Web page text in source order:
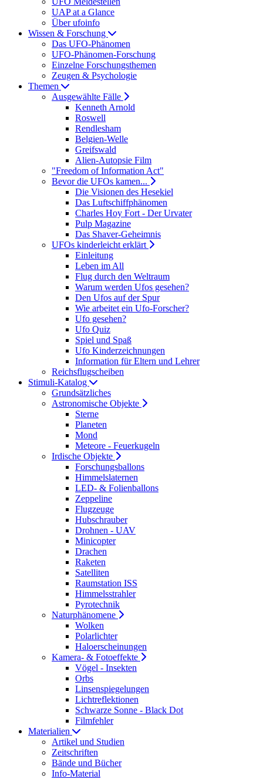
UAP at a Glance
Über ufoinfo
Wissen & Forschung
Das UFO-Phänomen
UFO-Phänomen-Forschung
Einzelne Forschungsthemen
Zeugen & Psychologie
Themen
Ausgewählte Fälle
Kenneth Arnold
Roswell
Rendlesham
Belgien-Welle
Greifswald
Alien-Autopsie Film
"Freedom of Information Act"
Bevor die UFOs kamen...
Die Visionen des Hesekiel
Das Luftschiffphänomen
Charles Hoy Fort - Der Urvater
Pulp Magazine
Das Shaver-Geheimnis
UFOs kinderleicht erklärt
Einleitung
Leben im All
Flug durch den Weltraum
Warum werden Ufos gesehen?
Den Ufos auf der Spur
Wie arbeitet ein Ufo-Forscher?
Ufo gesehen?
Ufo Quiz
Spiel und Spaß
Ufo Kinderzeichnungen
Information für Eltern und Lehrer
Reichsflugscheiben
Stimuli-Katalog
Grundsätzliches
Astronomische Objekte
Sterne
Planeten
Mond
Meteore - Feuerkugeln
Irdische Objekte
Forschungsballons
Himmelslaternen
LED- & Folienballons
Zeppeline
Flugzeuge
Hubschrauber
Drohnen - UAV
Minicopter
Drachen
Raketen
Satelliten
Raumstation ISS
Himmelsstrahler
Pyrotechnik
Naturphänomene
Wolken
Polarlichter
Haloerscheinungen
Kamera- & Fotoeffekte
Vögel - Insekten
Orbs
Linsenspiegelungen
Lichtreflektionen
Schwarze Sonne - Black Dot
Filmfehler
Materialien
Artikel und Studien
Zeitschriften
Bände und Bücher
Info-Material